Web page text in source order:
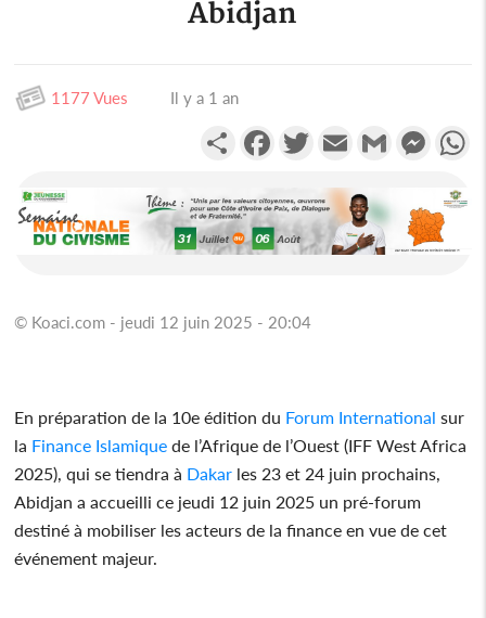
Abidjan
1177 Vues Il y a 1 an
PartagerFacebookTwitterEmail Gmail
© Koaci.com - jeudi 12 juin 2025 - 20:04
En préparation de la 10e édition du Forum International sur
la Finance Islamique de l’Afrique de l’Ouest (IFF West Africa
2025), qui se tiendra à Dakar les 23 et 24 juin prochains,
Abidjan a accueilli ce jeudi 12 juin 2025 un pré-forum
destiné à mobiliser les acteurs de la finance en vue de cet
événement majeur.